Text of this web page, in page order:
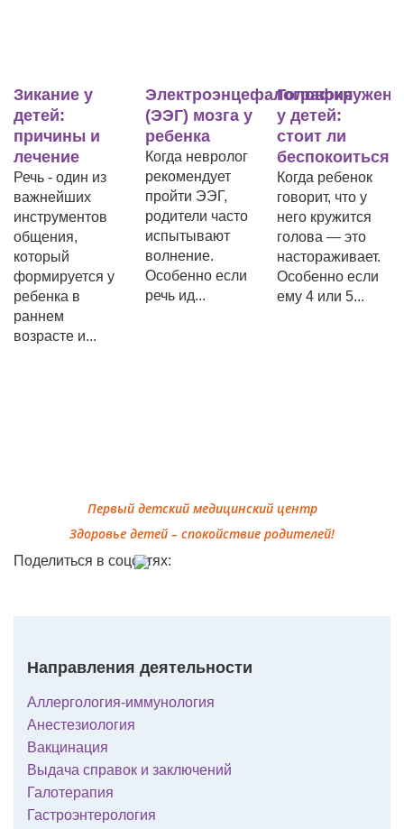
Зикание у
детей:
причины и
лечение
Речь - один из
важнейших
инструментов
общения,
который
формируется у
ребенка в
раннем
возрасте и...
Электроэнцефалография
(ЭЭГ) мозга у
ребенка
Когда невролог
рекомендует
пройти ЭЭГ,
родители часто
испытывают
волнение.
Особенно если
речь ид...
у детей:
стоит ли
беспокоиться
Когда ребенок
говорит, что у
него кружится
голова — это
настораживает.
Особенно если
ему 4 или 5...
Первый детский медицинский центр
Здоровье детей – спокойствие родителей!
Поделиться в соцсетях:
Направления деятельности
Аллергология-иммунология
Анестезиология
Вакцинация
Выдача справок и заключений
Галотерапия
Гастроэнтерология